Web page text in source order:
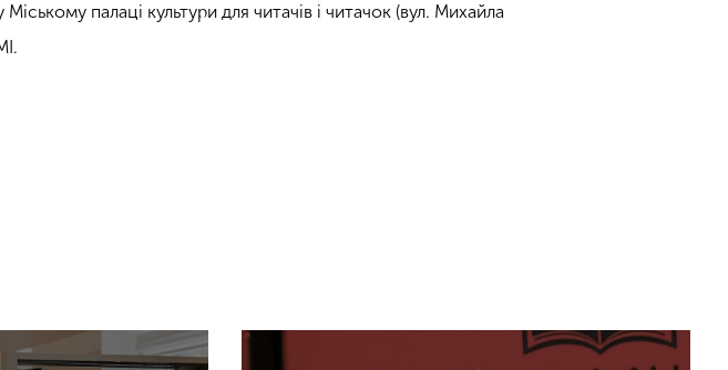
палаці культури для читачів і читачок (вул. Михайла